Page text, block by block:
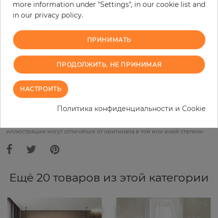
Do you need glue?
− +
В КОРЗИНУ
ЗАКАЗАТЬ ОБРАЗЕЦ
иллюстрации могут отличаться от оригинала в той или иной степени.
Ещё 20 товаров из этой категории
more information under "Settings", in our cookie list and
in our privacy policy.
ПРИНИМАТЬ
ПРОДОЛЖИТЬ, НЕ ПРИНИМАЯ
НАСТРОИТЬ
Политика конфиденциальности и Cookie